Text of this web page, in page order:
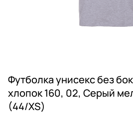
Футболка унисекс без
хлопок 160, 02, Серый
(44/XS)